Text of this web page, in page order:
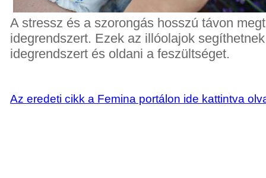
A stressz és a szorongás hosszú távon
idegrendszert. Ezek az illóolajok
idegrendszert és oldani a feszültséget.
Az eredeti cikk a Femina portálon ide kattintva